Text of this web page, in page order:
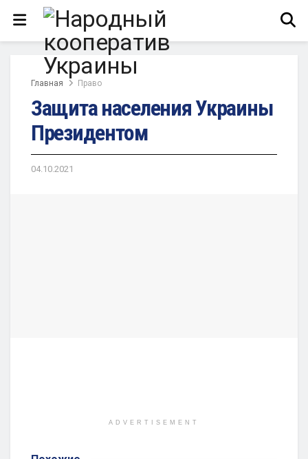
Главная Право
Защита населения Украины
Президентом
04.10.2021
ADVERTISEMENT